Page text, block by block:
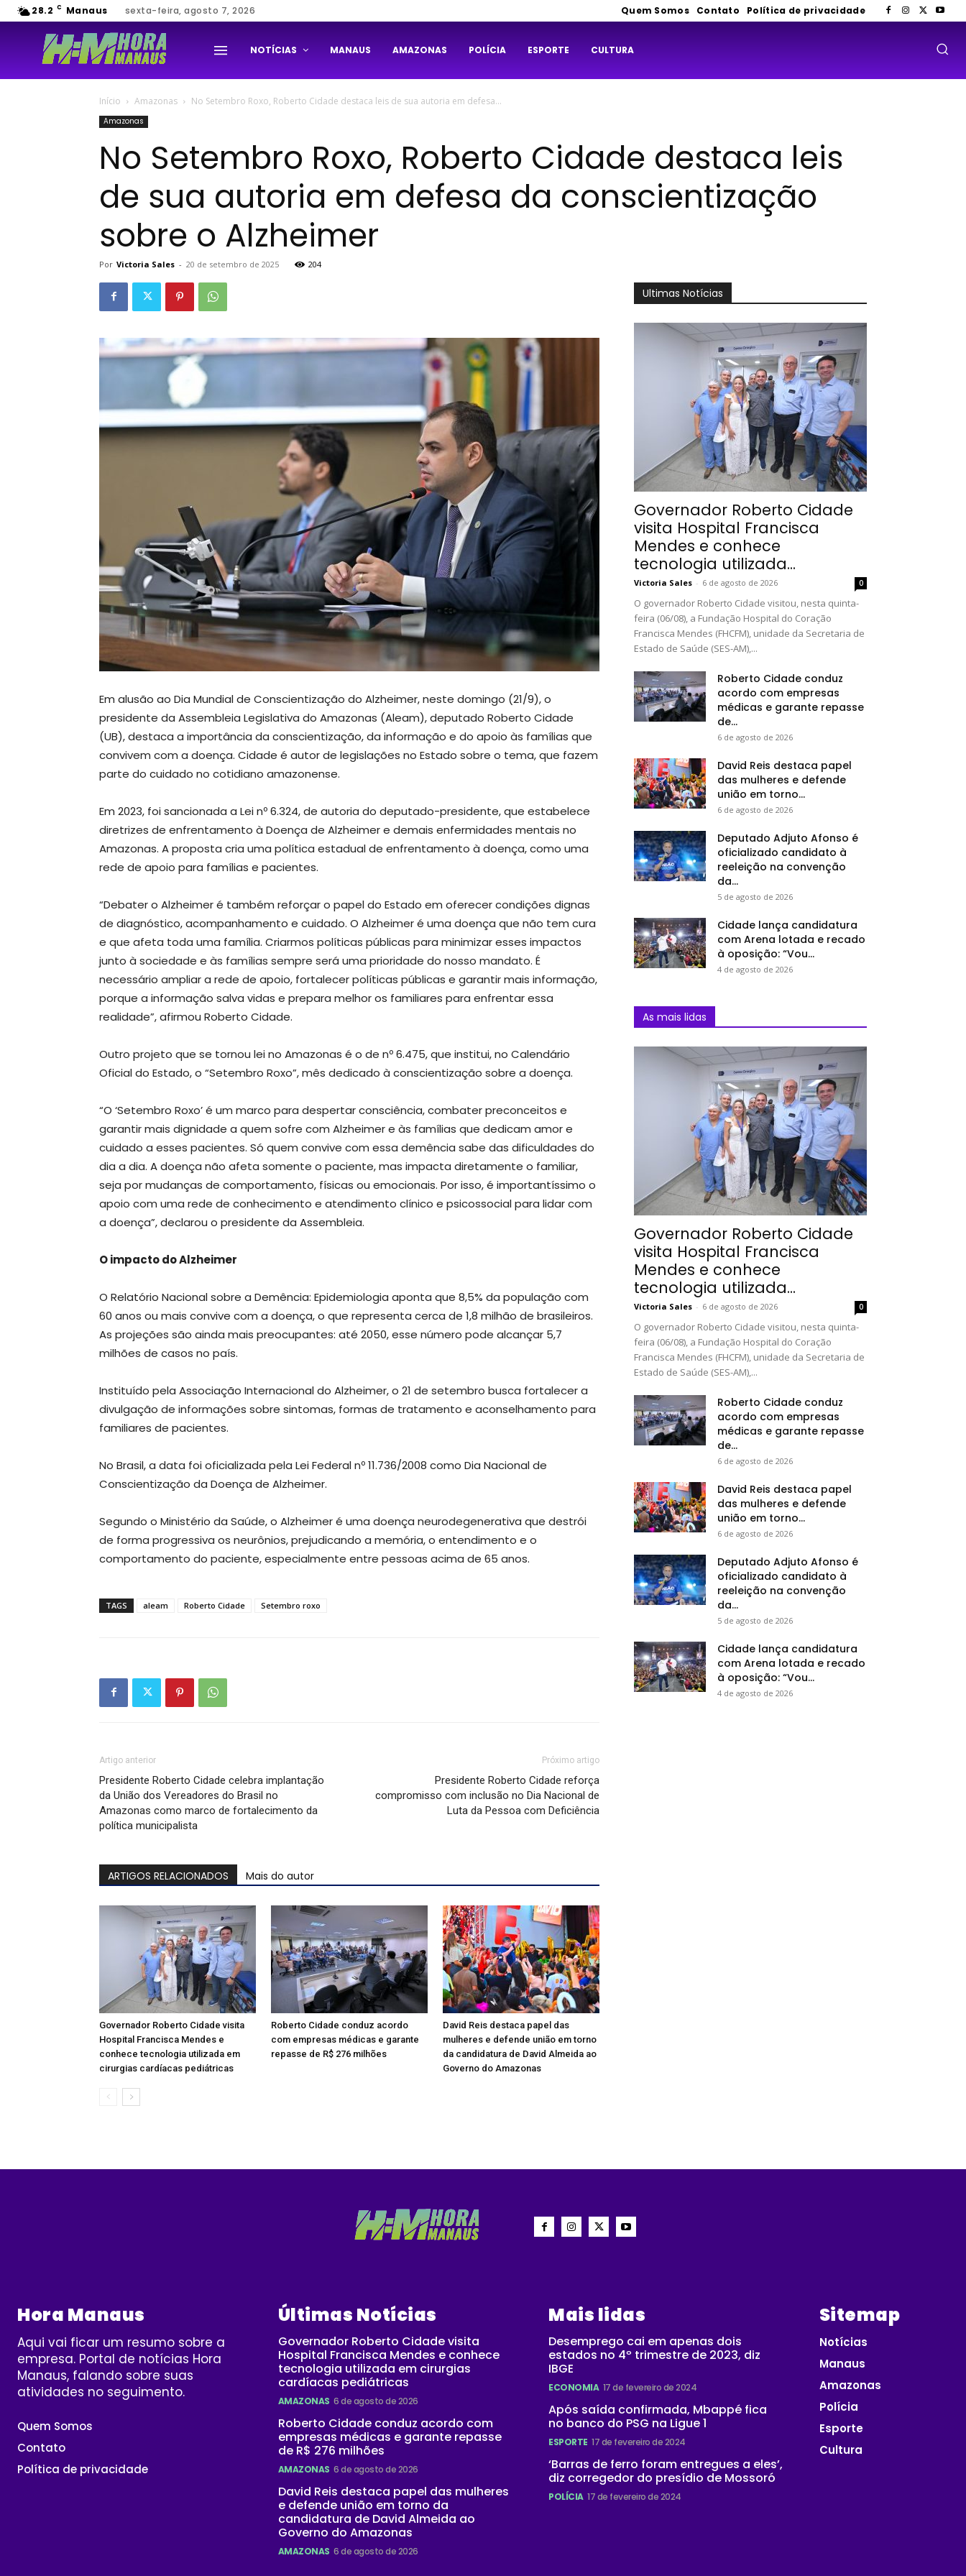
28.2 C Manaus sexta-feira, agosto 7, 2026 Quem Somos Contato Política de privacidade
NOTÍCIAS MANAUS AMAZONAS POLÍCIA ESPORTE CULTURA
Início Amazonas No Setembro Roxo, Roberto Cidade destaca leis de sua autoria em defesa...
Amazonas
No Setembro Roxo, Roberto Cidade destaca leis
de sua autoria em defesa da conscientização
sobre o Alzheimer
Por Victoria Sales - 20 de setembro de 2025 204
Em alusão ao Dia Mundial de Conscientização do Alzheimer, neste domingo (21/9), o
presidente da Assembleia Legislativa do Amazonas (Aleam), deputado Roberto Cidade
(UB), destaca a importância da conscientização, da informação e do apoio às famílias que
convivem com a doença. Cidade é autor de legislações no Estado sobre o tema, que fazem
parte do cuidado no cotidiano amazonense.
Em 2023, foi sancionada a Lei nº 6.324, de autoria do deputado-presidente, que estabelece
diretrizes de enfrentamento à Doença de Alzheimer e demais enfermidades mentais no
Amazonas. A proposta cria uma política estadual de enfrentamento à doença, como uma
rede de apoio para famílias e pacientes.
“Debater o Alzheimer é também reforçar o papel do Estado em oferecer condições dignas
de diagnóstico, acompanhamento e cuidado. O Alzheimer é uma doença que não tem cura
e que afeta toda uma família. Criarmos políticas públicas para minimizar esses impactos
junto à sociedade e às famílias sempre será uma prioridade do nosso mandato. É
necessário ampliar a rede de apoio, fortalecer políticas públicas e garantir mais informação,
porque a informação salva vidas e prepara melhor os familiares para enfrentar essa
realidade”, afirmou Roberto Cidade.
Outro projeto que se tornou lei no Amazonas é o de nº 6.475, que institui, no Calendário
Oficial do Estado, o “Setembro Roxo”, mês dedicado à conscientização sobre a doença.
“O ‘Setembro Roxo’ é um marco para despertar consciência, combater preconceitos e
garantir mais dignidade a quem sofre com Alzheimer e às famílias que dedicam amor e
cuidado a esses pacientes. Só quem convive com essa demência sabe das dificuldades do
dia a dia. A doença não afeta somente o paciente, mas impacta diretamente o familiar,
seja por mudanças de comportamento, físicas ou emocionais. Por isso, é importantíssimo o
apoio com uma rede de conhecimento e atendimento clínico e psicossocial para lidar com
a doença”, declarou o presidente da Assembleia.
O impacto do Alzheimer
O Relatório Nacional sobre a Demência: Epidemiologia aponta que 8,5% da população com
60 anos ou mais convive com a doença, o que representa cerca de 1,8 milhão de brasileiros.
As projeções são ainda mais preocupantes: até 2050, esse número pode alcançar 5,7
milhões de casos no país.
Instituído pela Associação Internacional do Alzheimer, o 21 de setembro busca fortalecer a
divulgação de informações sobre sintomas, formas de tratamento e aconselhamento para
familiares de pacientes.
No Brasil, a data foi oficializada pela Lei Federal nº 11.736/2008 como Dia Nacional de
Conscientização da Doença de Alzheimer.
Segundo o Ministério da Saúde, o Alzheimer é uma doença neurodegenerativa que destrói
de forma progressiva os neurônios, prejudicando a memória, o entendimento e o
comportamento do paciente, especialmente entre pessoas acima de 65 anos.
TAGS aleam Roberto Cidade Setembro roxo
Artigo anterior
Presidente Roberto Cidade celebra implantação
da União dos Vereadores do Brasil no
Amazonas como marco de fortalecimento da
política municipalista
Próximo artigo
Presidente Roberto Cidade reforça
compromisso com inclusão no Dia Nacional de
Luta da Pessoa com Deficiência
ARTIGOS RELACIONADOS Mais do autor
Governador Roberto Cidade visita
Hospital Francisca Mendes e
conhece tecnologia utilizada em
cirurgias cardíacas pediátricas
Roberto Cidade conduz acordo
com empresas médicas e garante
repasse de R$ 276 milhões
David Reis destaca papel das
mulheres e defende união em torno
da candidatura de David Almeida ao
Governo do Amazonas
Ultimas Notícias
Governador Roberto Cidade
visita Hospital Francisca
Mendes e conhece
tecnologia utilizada...
Victoria Sales - 6 de agosto de 2026 0
O governador Roberto Cidade visitou, nesta quinta-
feira (06/08), a Fundação Hospital do Coração
Francisca Mendes (FHCFM), unidade da Secretaria de
Estado de Saúde (SES-AM),...
Roberto Cidade conduz
acordo com empresas
médicas e garante repasse
de...
6 de agosto de 2026
David Reis destaca papel
das mulheres e defende
união em torno...
6 de agosto de 2026
Deputado Adjuto Afonso é
oficializado candidato à
reeleição na convenção
da...
5 de agosto de 2026
Cidade lança candidatura
com Arena lotada e recado
à oposição: “Vou...
4 de agosto de 2026
As mais lidas
Governador Roberto Cidade
visita Hospital Francisca
Mendes e conhece
tecnologia utilizada...
Victoria Sales - 6 de agosto de 2026 0
O governador Roberto Cidade visitou, nesta quinta-
feira (06/08), a Fundação Hospital do Coração
Francisca Mendes (FHCFM), unidade da Secretaria de
Estado de Saúde (SES-AM),...
Roberto Cidade conduz
acordo com empresas
médicas e garante repasse
de...
6 de agosto de 2026
David Reis destaca papel
das mulheres e defende
união em torno...
6 de agosto de 2026
Deputado Adjuto Afonso é
oficializado candidato à
reeleição na convenção
da...
5 de agosto de 2026
Cidade lança candidatura
com Arena lotada e recado
à oposição: “Vou...
4 de agosto de 2026
Hora Manaus
Aqui vai ficar um resumo sobre a
empresa. Portal de notícias Hora
Manaus, falando sobre suas
atividades no seguimento.
Quem Somos
Contato
Política de privacidade
Últimas Notícias
Governador Roberto Cidade visita
Hospital Francisca Mendes e conhece
tecnologia utilizada em cirurgias
cardíacas pediátricas
AMAZONAS 6 de agosto de 2026
Roberto Cidade conduz acordo com
empresas médicas e garante repasse
de R$ 276 milhões
AMAZONAS 6 de agosto de 2026
David Reis destaca papel das mulheres
e defende união em torno da
candidatura de David Almeida ao
Governo do Amazonas
AMAZONAS 6 de agosto de 2026
Mais lidas
Desemprego cai em apenas dois
estados no 4º trimestre de 2023, diz
IBGE
ECONOMIA 17 de fevereiro de 2024
Após saída confirmada, Mbappé fica
no banco do PSG na Ligue 1
ESPORTE 17 de fevereiro de 2024
‘Barras de ferro foram entregues a eles’,
diz corregedor do presídio de Mossoró
POLÍCIA 17 de fevereiro de 2024
Sitemap
Notícias
Manaus
Amazonas
Polícia
Esporte
Cultura